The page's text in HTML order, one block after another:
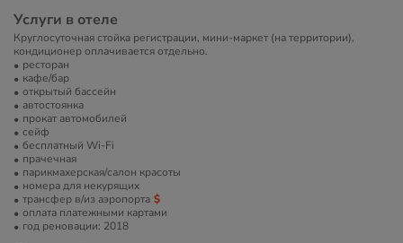
Услуги в отеле
Круглосуточная стойка регистрации, мини-маркет (на территории),
кондиционер оплачивается отдельно.
ресторан
кафе/бар
открытый бассейн
автостоянка
прокат автомобилей
сейф
бесплатный Wi-Fi
прачечная
парикмахерская/салон красоты
номера для некурящих
трансфер в/из аэропорта
оплата платежными картами
год реновации: 2018